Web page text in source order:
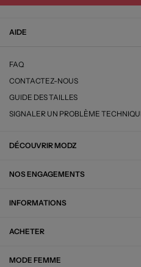
AIDE
FAQ
CONTACTEZ-NOUS
GUIDE DES TAILLES
SIGNALER UN PROBLÈME
DÉCOUVRIR MODZ
NOS ENGAGEMENTS
INFORMATIONS
ACHETER
MODE FEMME